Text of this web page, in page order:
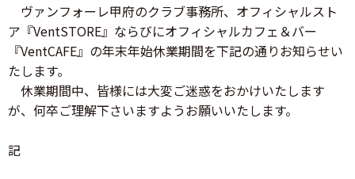
ヴァンフォーレ甲府のクラブ事務所、オフィシャルスト
ア『VentSTORE』ならびにオフィシャルカフェ＆バー
『VentCAFE』の年末年始休業期間を下記の通りお知らせい
たします。
休業期間中、皆様には大変ご迷惑をおかけいたします
が、何卒ご理解下さいますようお願いいたします。
記